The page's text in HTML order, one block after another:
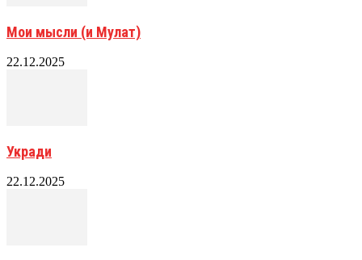
Мои мысли (и Мулат)
22.12.2025
Укради
22.12.2025